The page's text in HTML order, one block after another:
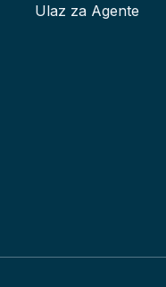
Ulaz za Agente